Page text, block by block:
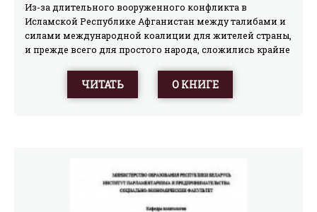
Из-за длительного вооруженного конфликта в
Исламской Республике Афганистан между талибами и
силами международной коалиции для жителей страны,
и прежде всего для простого народа, сложились крайне
грани экономической, социальной и гуманитарной
катастрофы. И это несмотря на внушительную
возможность получения медицинской помощи,
тысячи детей голодают, остались сиротами и не имеют
крова. Во многих провинциях в сельской местности
ЧИТАТЬ О КНИГЕ